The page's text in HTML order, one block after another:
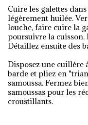
Cuire les galettes
légèrement huilée.
louche, faire cuire la
poursuivre la cuisson.
Détaillez ensuite des
Disposez une cuillère
barde et pliez en
samoussa. Fermez
samoussas pour les
croustillants.